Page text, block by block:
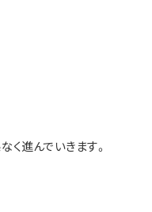
く進んでいきます。